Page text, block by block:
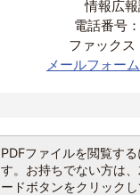
情報広
電話番号
ファック
メールフォー
PDFファイルを閲覧す
す。お持ちでない方は
ードボタンをクリック